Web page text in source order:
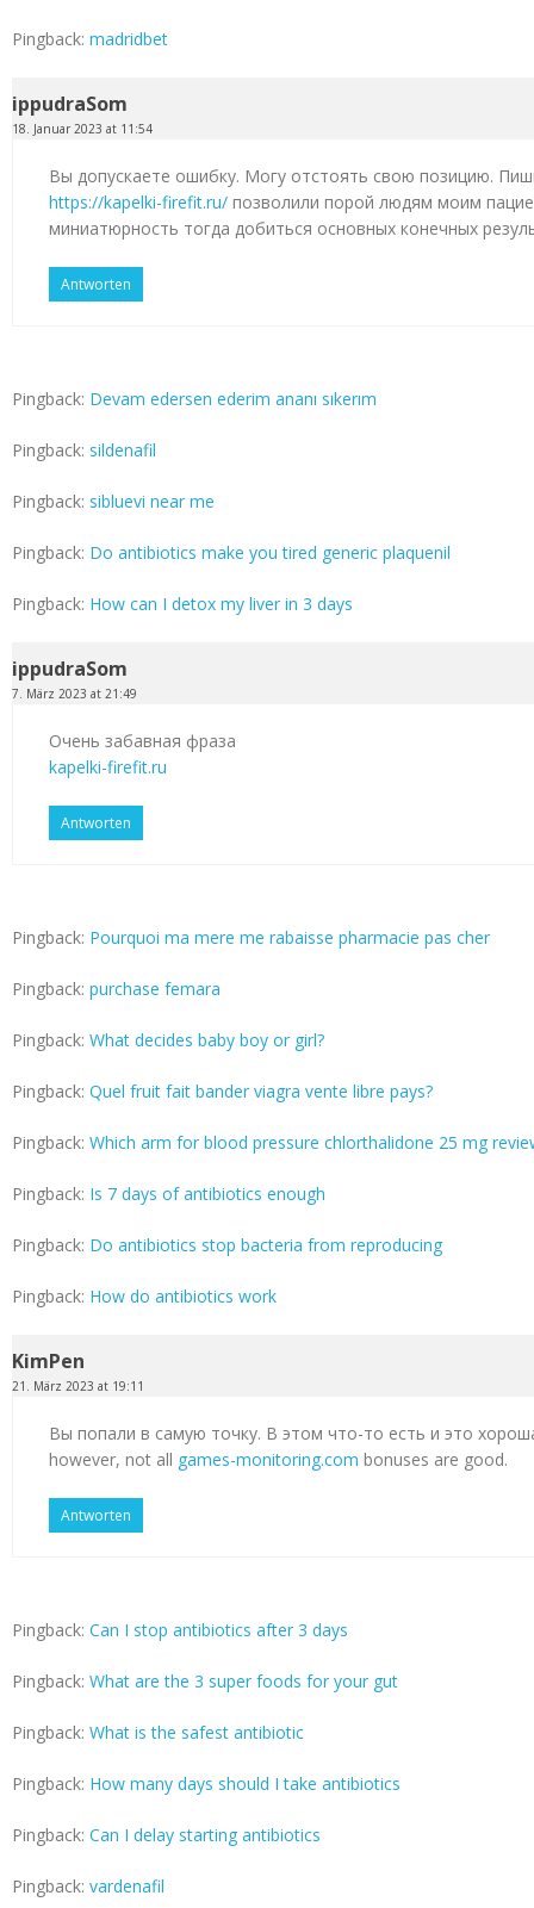
Pingback: madridbet
ippudraSom
18. Januar 2023 at 11:54
Вы допускаете ошибку. Могу отстоять свою позицию.
https://kapelki-firefit.ru/ позволили порой людям моим
миниатюрность тогда добиться основных конечных
Antworten
Pingback: Devam edersen ederim ananı sıkerım
Pingback: sildenafil
Pingback: sibluevi near me
Pingback: Do antibiotics make you tired generic plaquenil
Pingback: How can I detox my liver in 3 days
ippudraSom
7. März 2023 at 21:49
Очень забавная фраза
kapelki-firefit.ru
Antworten
Pingback: Pourquoi ma mere me rabaisse pharmacie pas cher
Pingback: purchase femara
Pingback: What decides baby boy or girl?
Pingback: Quel fruit fait bander viagra vente libre pays?
Pingback: Which arm for blood pressure chlorthalidone 25 mg
Pingback: Is 7 days of antibiotics enough
Pingback: Do antibiotics stop bacteria from reproducing
Pingback: How do antibiotics work
KimPen
21. März 2023 at 19:11
Вы попали в самую точку. В этом что-то есть и это
however, not all games-monitoring.com bonuses are good.
Antworten
Pingback: Can I stop antibiotics after 3 days
Pingback: What are the 3 super foods for your gut
Pingback: What is the safest antibiotic
Pingback: How many days should I take antibiotics
Pingback: Can I delay starting antibiotics
Pingback: vardenafil